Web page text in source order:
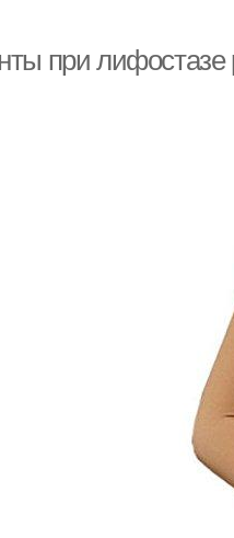
при лифостазе